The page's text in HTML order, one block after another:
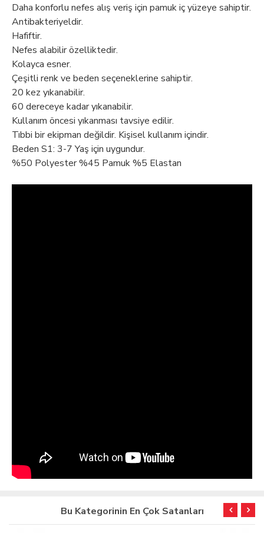
Daha konforlu nefes alış veriş için pamuk iç yüzeye sahiptir.
Antibakteriyeldir.
Hafiftir.
Nefes alabilir özelliktedir.
Kolayca esner.
Çeşitli renk ve beden seçeneklerine sahiptir.
20 kez yıkanabilir.
60 dereceye kadar yıkanabilir.
Kullanım öncesi yıkanması tavsiye edilir.
Tıbbi bir ekipman değildir. Kişisel kullanım içindir.
Beden S1: 3-7 Yaş için uygundur.
%50 Polyester %45 Pamuk %5 Elastan
Bu Kategorinin En Çok Satanları